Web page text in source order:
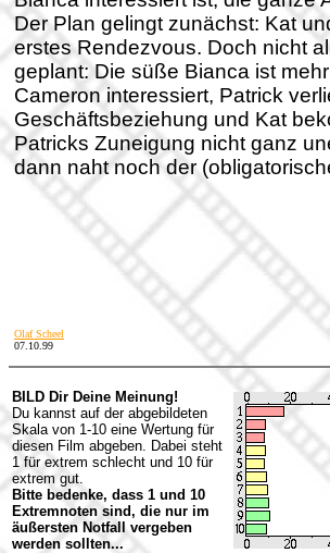
Der Plan gelingt zunächst: Kat
erstes Rendezvous. Doch nicht
geplant: Die süße Bianca ist
Cameron interessiert, Patrick
Geschäftsbeziehung und Kat
Patricks Zuneigung nicht ganz
dann naht noch der
Olaf Scheel
07.10.99
BILD Dir Deine Meinung!
Du kannst auf der abgebildeten
Skala von 1-10 eine Wertung für
diesen Film abgeben. Dabei steht
1 für extrem schlecht und 10 für
extrem gut.
Bitte bedenke, dass 1 und 10
Extremnoten sind, die nur im
äußersten Notfall vergeben
werden sollten...